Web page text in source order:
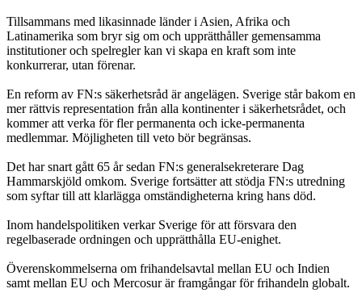
Tillsammans med likasinnade länder i Asien, Afrika och
Latinamerika som bryr sig om och upprätthåller gemensamma
institutioner och spelregler kan vi skapa en kraft som inte
konkurrerar, utan förenar.
En reform av FN:s säkerhetsråd är angelägen. Sverige står bakom en
mer rättvis representation från alla kontinenter i säkerhetsrådet, och
kommer att verka för fler permanenta och icke-permanenta
medlemmar. Möjligheten till veto bör begränsas.
Det har snart gått 65 år sedan FN:s generalsekreterare Dag
Hammarskjöld omkom. Sverige fortsätter att stödja FN:s utredning
som syftar till att klarlägga omständigheterna kring hans död.
Inom handelspolitiken verkar Sverige för att försvara den
regelbaserade ordningen och upprätthålla EU-enighet.
Överenskommelserna om frihandelsavtal mellan EU och Indien
samt mellan EU och Mercosur är framgångar för frihandeln globalt.